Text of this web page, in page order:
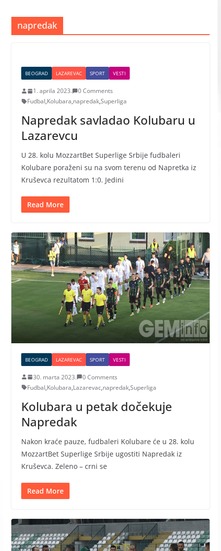
napredak
BEOGRAD LAZAREVAC SPORT VESTI
1. aprila 2023.
0 Comments
Fudbal,Kolubara,napredak,Superliga
Napredak savladao Kolubaru u
Lazarevcu
U 28. kolu MozzartBet Superlige Srbije fudbaleri
Kolubare poraženi su na svom terenu od Napretka iz
Kruševca rezultatom 1:0. Jedini
Read More
BEOGRAD LAZAREVAC SPORT VESTI
30. marta 2023.
0 Comments
Fudbal,Kolubara,Lazarevac,napredak,Superliga
Kolubara u petak dočekuje
Napredak
Nakon kraće pauze, fudbaleri Kolubare će u 28. kolu
MozzartBet Superlige Srbije ugostiti Napredak iz
Kruševca. Zeleno – crni se
Read More